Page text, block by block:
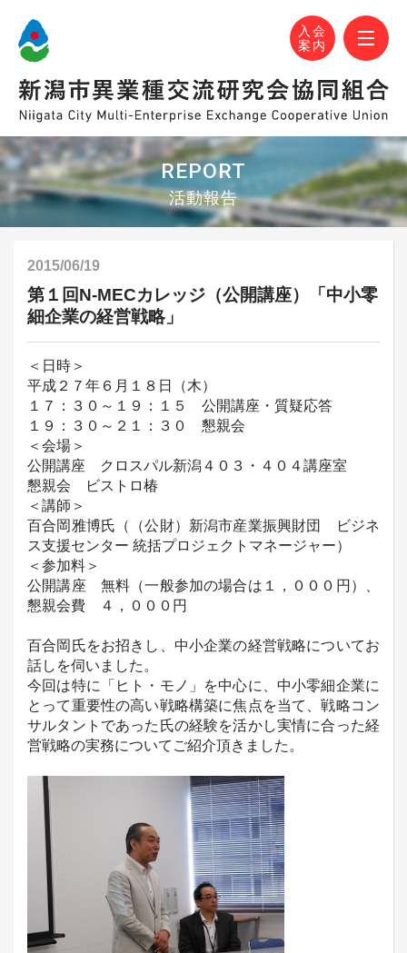
N-MEC 新潟市異業種交流研究会協同組合
おかげさまで設立30周年！
入会
案内
REPORT
活動報告
2015/06/19
第１回N-MECカレッジ（公開講座）「中小零
細企業の経営戦略」
＜日時＞
平成２７年６月１８日（木）
１７：３０～１９：１５ 公開講座・質疑応答
１９：３０～２１：３０ 懇親会
＜会場＞
公開講座 クロスパル新潟４０３・４０４講座室
懇親会 ビストロ椿
＜講師＞
百合岡雅博氏（（公財）新潟市産業振興財団 ビジネ
ス支援センター 統括プロジェクトマネージャー）
＜参加料＞
公開講座 無料（一般参加の場合は１，０００円）、
懇親会費 ４，０００円
百合岡氏をお招きし、中小企業の経営戦略についてお
話しを伺いました。
今回は特に「ヒト・モノ」を中心に、中小零細企業に
とって重要性の高い戦略構築に焦点を当て、戦略コン
サルタントであった氏の経験を活かし実情に合った経
営戦略の実務についてご紹介頂きました。